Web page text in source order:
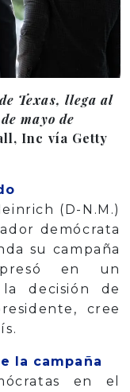
Texas, llega al
mayo de
Inc vía Getty
(D-N.M.)
demócrata
su campaña
en un
decisión de
cree
la campaña
en el